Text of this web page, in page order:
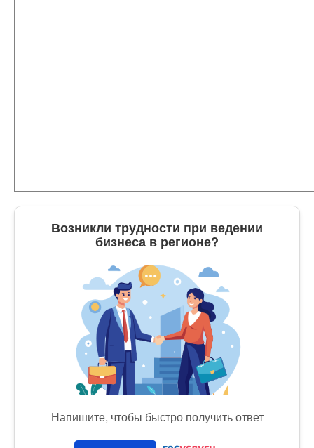
Возникли трудности при ведении
бизнеса в регионе?
Напишите, чтобы быстро получить ответ